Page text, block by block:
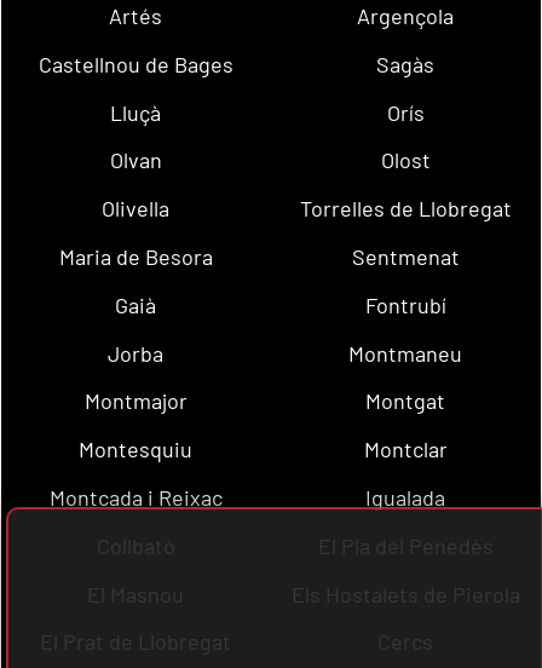
Artés
Argençola
Castellnou de Bages
Sagàs
Lluçà
Orís
Olvan
Olost
Olivella
Torrelles de Llobregat
Maria de Besora
Sentmenat
Gaià
Fontrubí
Jorba
Montmaneu
Montmajor
Montgat
Montesquiu
Montclar
Montcada i Reixac
Igualada
Collbató
El Pla del Penedès
El Masnou
Els Hostalets de Pierola
El Prat de Llobregat
Cercs